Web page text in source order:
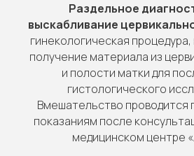
Раздельное
выскабливание
гинекологическая
получение материала из
и полости матки для
гистологического
Вмешательство проводится
показаниям после
медицинском центре